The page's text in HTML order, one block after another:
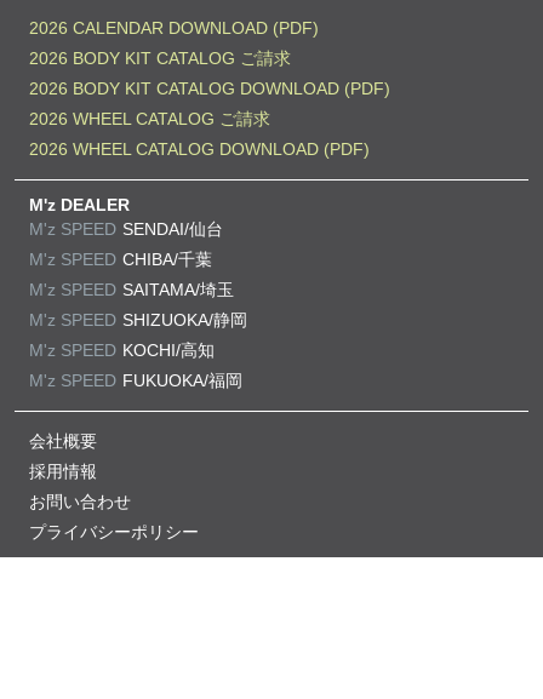
2026 CALENDAR DOWNLOAD (PDF)
2026 BODY KIT CATALOG ご請求
2026 BODY KIT CATALOG DOWNLOAD (PDF)
2026 WHEEL CATALOG ご請求
2026 WHEEL CATALOG DOWNLOAD (PDF)
M'z DEALER
M'z SPEED SENDAI/仙台
M'z SPEED CHIBA/千葉
M'z SPEED SAITAMA/埼玉
M'z SPEED SHIZUOKA/静岡
M'z SPEED KOCHI/高知
M'z SPEED FUKUOKA/福岡
会社概要
採用情報
お問い合わせ
プライバシーポリシー